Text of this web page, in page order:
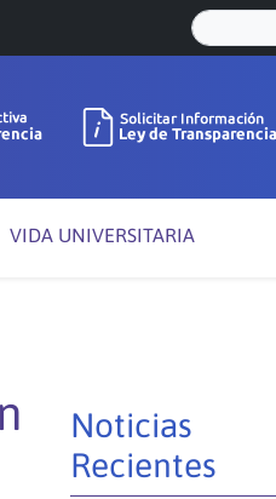
VIDA UNIVERSITARIA
Noticias
Recientes